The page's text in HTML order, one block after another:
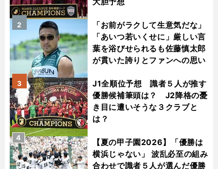
「お前がラクして生意気だな」
「あいつ若いくせに」厳しい言
葉を浴びせられるも佐藤慎太郎
が貫いた誇りとファンへの思い
2
J1全順位予想 識者５人が推す
優勝候補筆頭は？ J2降格の憂
き目に遭いそうな３クラブと
は？
3
【夏の甲子園2026】「優勝は
横浜じゃない」 波乱必至の組み
合わせで識者５人が選んだ優勝
4